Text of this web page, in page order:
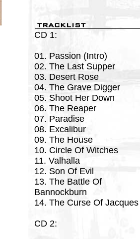
CD 1:
01. Passion (Intro)
02. The Last Supper
03. Desert Rose
04. The Grave Digger
05. Shoot Her Down
06. The Reaper
07. Paradise
08. Excalibur
09. The House
10. Circle Of Witches
11. Valhalla
12. Son Of Evil
13. The Battle Of
Bannockburn
14. The Curse Of Jacques
CD 2: